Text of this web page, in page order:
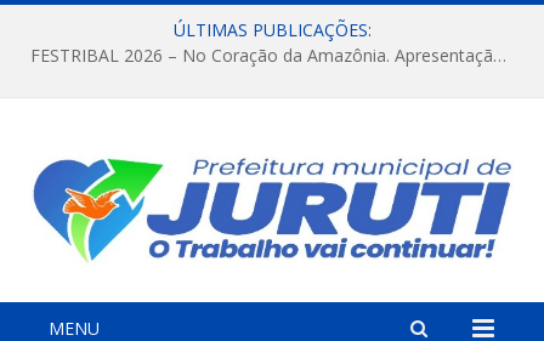
ÚLTIMAS PUBLICAÇÕES:
FESTRIBAL 2026 – No Coração da Amazônia. Apresentação da Munduruku.
MENU